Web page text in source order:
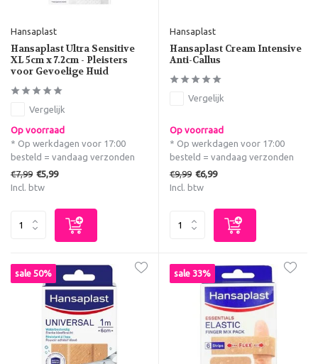
Hansaplast
Hansaplast Ultra Sensitive
XL 5cm x 7.2cm - Pleisters
voor Gevoelige Huid
Vergelijk
Op voorraad
* Op werkdagen voor 17:00
besteld = vandaag verzonden
€7,99 €5,99
Incl. btw
Hansaplast
Hansaplast Cream Intensive
Anti-Callus
Vergelijk
Op voorraad
* Op werkdagen voor 17:00
besteld = vandaag verzonden
€9,99 €6,99
Incl. btw
sale 50% sale 33%